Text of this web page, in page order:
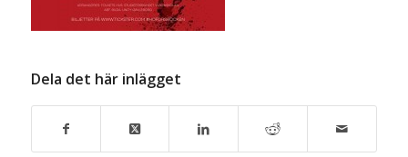
Dela det här inlägget